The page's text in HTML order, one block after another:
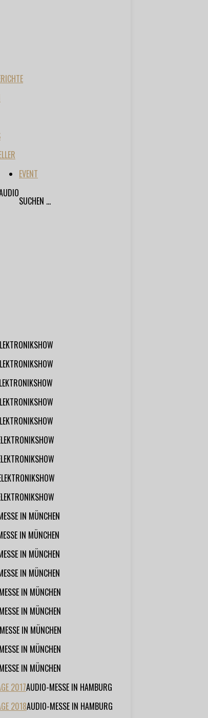
EVENT
IN MÜNCHEN
IN MÜNCHEN
IN MÜNCHEN
IN MÜNCHEN
IN MÜNCHEN
IN MÜNCHEN
IN MÜNCHEN
IN MÜNCHEN
IN MÜNCHEN
2017AUDIO-MESSE IN HAMBURG
2018AUDIO-MESSE IN HAMBURG
SUCHEN ...